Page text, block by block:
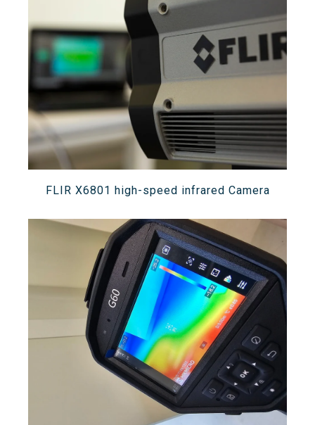
GL ES Search
Search
for:
SEARCH
Twitter InstagramYoutubeLinkedin
FLIR X6801 high-speed infrared Camera